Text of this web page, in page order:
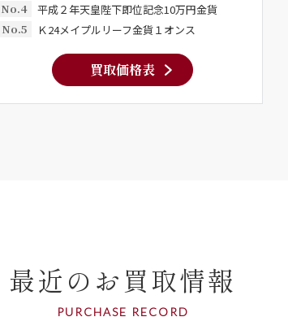
No.4
平成２年天皇陛下即位記念10万円金貨
No.5
Ｋ24メイプルリーフ金貨１オンス
買取価格表
最近のお買取情報
PURCHASE RECORD